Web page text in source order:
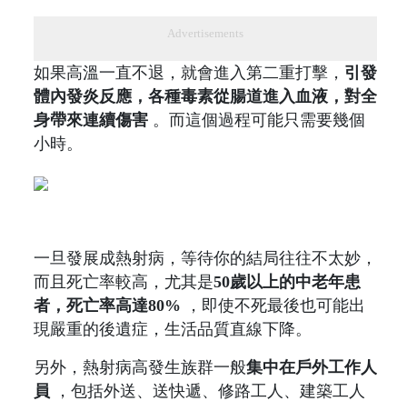
Advertisements
如果高溫一直不退，就會進入第二重打擊， 引發
體內發炎反應，各種毒素從腸道進入血液，對全
身帶來連續傷害 。而這個過程可能只需要幾個
小時。
一旦發展成熱射病，等待你的結局往往不太妙，
而且死亡率較高，尤其是50歲以上的中老年患
者，死亡率高達80% ，即使不死最後也可能出
現嚴重的後遺症，生活品質直線下降。
另外，熱射病高發生族群一般集中在戶外工作人
員 ，包括外送、送快遞、修路工人、建築工人